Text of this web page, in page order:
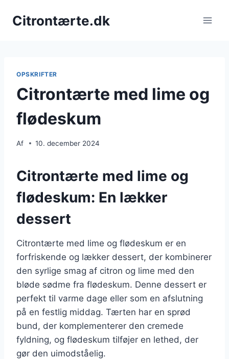
Citrontærte.dk
OPSKRIFTER
Citrontærte med lime og
flødeskum
Af 10. december 2024
Citrontærte med lime og
flødeskum: En lækker
dessert
Citrontærte med lime og flødeskum er en
forfriskende og lækker dessert, der kombinerer
den syrlige smag af citron og lime med den
bløde sødme fra flødeskum. Denne dessert er
perfekt til varme dage eller som en afslutning
på en festlig middag. Tærten har en sprød
bund, der komplementerer den cremede
fyldning, og flødeskum tilføjer en lethed, der
gør den uimodståelig.